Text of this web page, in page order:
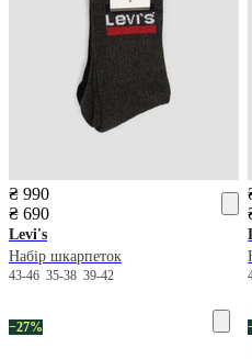
₴ 990
₴ 690
Levi's
Набір шкарпеток
43-46 35-38 39-42
−27%